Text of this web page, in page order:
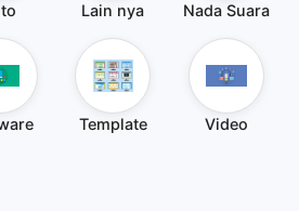
Lain nya Nada Suara
Template Video